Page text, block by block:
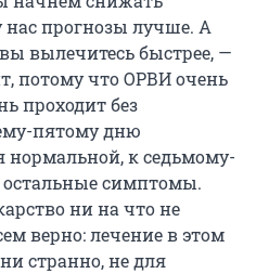
нас прогнозы лучше. А
вылечитесь быстрее, —
потому что ОРВИ очень
проходит без
пятому дню
нормальной, к седьмому-
симптомы.
ни на что не
верно: лечение в этом
странно, не для